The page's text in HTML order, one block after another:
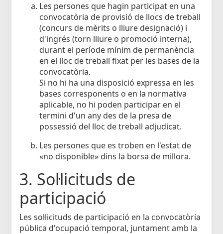
Les persones que hagin participat en una
convocatòria de provisió de llocs de treball
(concurs de mèrits o lliure designació) i
d'ingrés (torn lliure o promoció interna),
durant el període mínim de permanència
en el lloc de treball fixat per les bases de la
convocatòria.
Si no hi ha una disposició expressa en les
bases corresponents o en la normativa
aplicable, no hi poden participar en el
termini d'un any des de la presa de
possessió del lloc de treball adjudicat.
Les persones que es troben en l'estat de
«no disponible» dins la borsa de millora.
3. Sol·licituds de
participació
Les sol·licituds de participació en la convocatòria
pública d'ocupació temporal, juntament amb la